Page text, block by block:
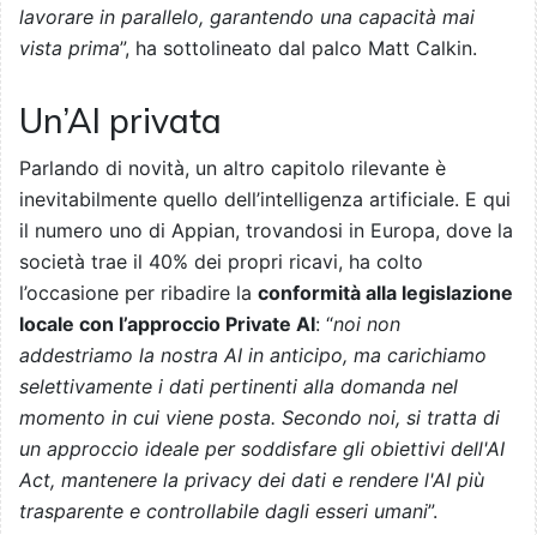
lavorare in parallelo, garantendo una capacità mai
vista prima”, ha sottolineato dal palco Matt Calkin.
Un’AI privata
Parlando di novità, un altro capitolo rilevante è
inevitabilmente quello dell’intelligenza artificiale. E qui
il numero uno di Appian, trovandosi in Europa, dove la
società trae il 40% dei propri ricavi, ha colto
l’occasione per ribadire la conformità alla legislazione
locale con l’approccio Private AI: “noi non
addestriamo la nostra AI in anticipo, ma carichiamo
selettivamente i dati pertinenti alla domanda nel
momento in cui viene posta. Secondo noi, si tratta di
un approccio ideale per soddisfare gli obiettivi dell'AI
Act, mantenere la privacy dei dati e rendere l'AI più
trasparente e controllabile dagli esseri umani”.